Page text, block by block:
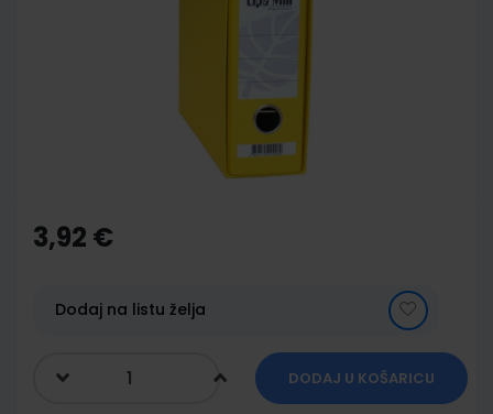
the
beginning
gallery
3,92 €
Dodaj na listu želja
DODAJ U KOŠARICU